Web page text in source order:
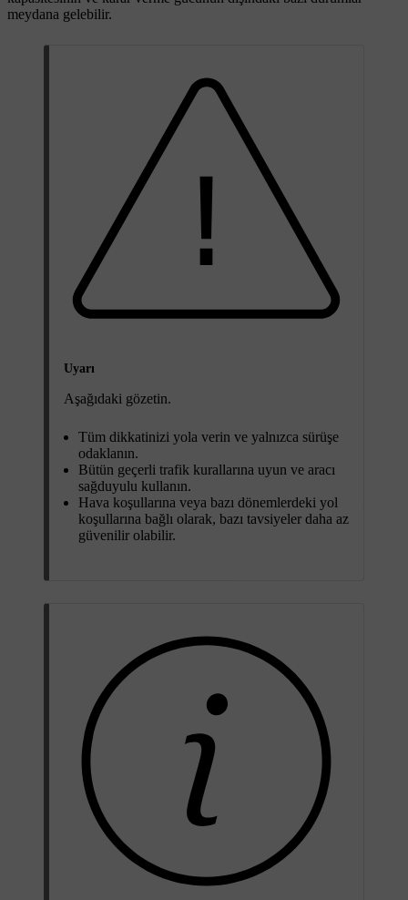
meydana gelebilir.
Uyarı
Aşağıdaki gözetin.
Tüm dikkatinizi yola verin ve yalnızca sürüşe
odaklanın.
Bütün geçerli trafik kurallarına uyun ve aracı
sağduyulu kullanın.
Hava koşullarına veya bazı dönemlerdeki yol
koşullarına bağlı olarak, bazı tavsiyeler daha az
güvenilir olabilir.